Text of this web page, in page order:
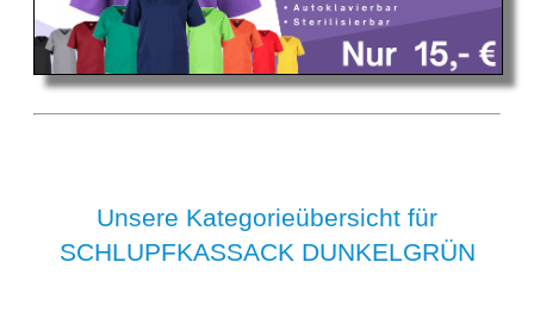
Unsere Kategorieübersicht für
SCHLUPFKASSACK DUNKELGRÜN